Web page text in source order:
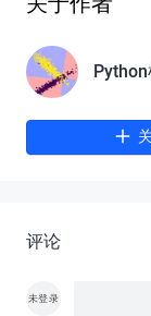
评论
未登录